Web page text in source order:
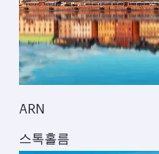
ARN
스톡홀름